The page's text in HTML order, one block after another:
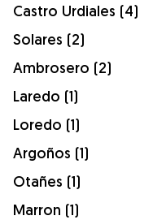
Castro Urdiales (4)
Solares (2)
Ambrosero (2)
Laredo (1)
Loredo (1)
Argoños (1)
Otañes (1)
Marron (1)